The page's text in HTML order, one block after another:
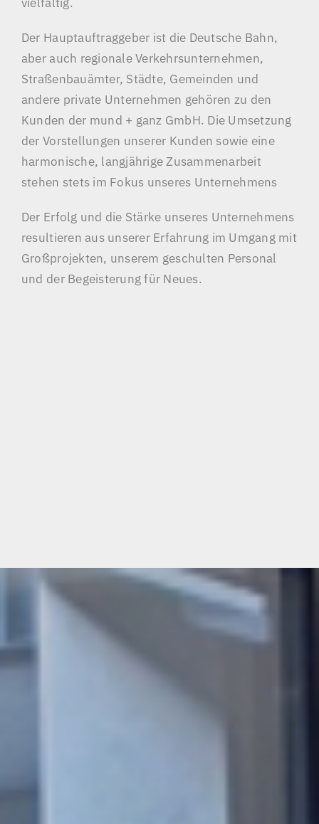
Der Hauptauftraggeber ist die Deutsche Bahn,
aber auch regionale Verkehrsunternehmen,
Straßenbauämter, Städte, Gemeinden und
andere private Unternehmen gehören zu den
Kunden der mund + ganz GmbH. Die Umsetzung
der Vorstellungen unserer Kunden sowie eine
harmonische, langjährige Zusammenarbeit
stehen stets im Fokus unseres Unternehmens
Der Erfolg und die Stärke unseres Unternehmens
resultieren aus unserer Erfahrung im Umgang mit
Großprojekten, unserem geschulten Personal
und der Begeisterung für Neues.